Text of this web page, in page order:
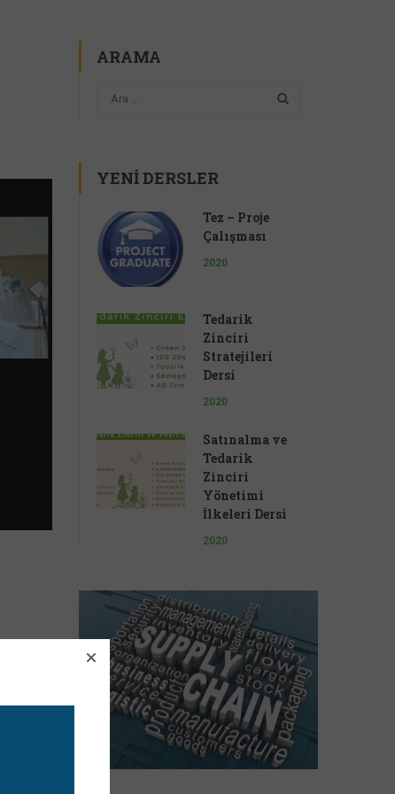
ARAMA
YENI DERSLER
Tez – Proje
Çalışması
2020
Tedarik
Zinciri
Stratejileri
Dersi
2020
Satınalma ve
Tedarik
Zinciri
Yönetimi
İlkeleri Dersi
2020